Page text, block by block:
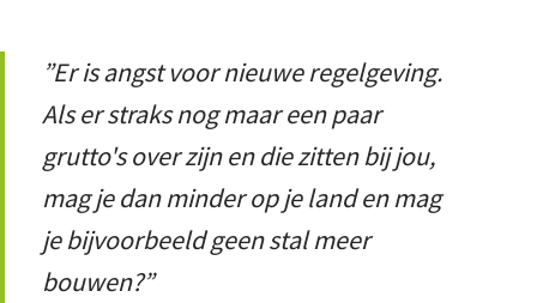
”Er is angst voor nieuwe regelgeving.
Als er straks nog maar een paar
grutto's over zijn en die zitten bij jou,
mag je dan minder op je land en mag
je bijvoorbeeld geen stal meer
bouwen?”